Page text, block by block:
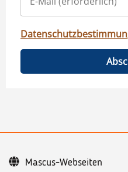
Mascus-Webseiten